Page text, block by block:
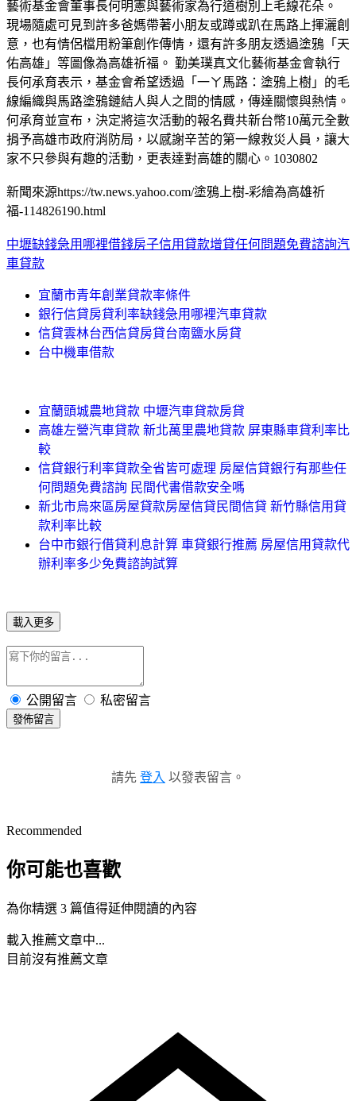
藝術基金會董事長何明憲與藝術家為行道樹別上毛線花朵。
現場隨處可見到許多爸媽帶著小朋友或蹲或趴在馬路上揮灑創
意，也有情侶檔用粉筆創作傳情，還有許多朋友透過塗鴉「天
佑高雄」等圖像為高雄祈福。 勤美璞真文化藝術基金會執行
長何承育表示，基金會希望透過「一ㄚ馬路：塗鴉上樹」的毛
線編織與馬路塗鴉鏈結人與人之間的情感，傳達關懷與熱情。
何承育並宣布，決定將這次活動的報名費共新台幣10萬元全數
捐予高雄市政府消防局，以感謝辛苦的第一線救災人員，讓大
家不只參與有趣的活動，更表達對高雄的關心。1030802
新聞來源https://tw.news.yahoo.com/塗鴉上樹-彩繪為高雄祈
福-114826190.html
中壢缺錢急用哪裡借錢房子信用貸款增貸任何問題免費諮詢汽
車貸款
宜蘭市青年創業貸款率條件
銀行信貸房貸利率缺錢急用哪裡汽車貸款
信貸雲林台西信貸房貸台南鹽水房貸
台中機車借款
宜蘭頭城農地貸款 中壢汽車貸款房貸
高雄左營汽車貸款 新北萬里農地貸款 屏東縣車貸利率比
較
信貸銀行利率貸款全省皆可處理 房屋信貸銀行有那些任
何問題免費諮詢 民間代書借款安全嗎
新北市烏來區房屋貸款房屋信貸民間信貸 新竹縣信用貸
款利率比較
台中市銀行借貸利息計算 車貸銀行推薦 房屋信用貸款代
辦利率多少免費諮詢試算
載入更多
公開留言 私密留言
發佈留言
請先 登入 以發表留言。
Recommended
你可能也喜歡
為你精選 3 篇值得延伸閱讀的內容
載入推薦文章中...
目前沒有推薦文章